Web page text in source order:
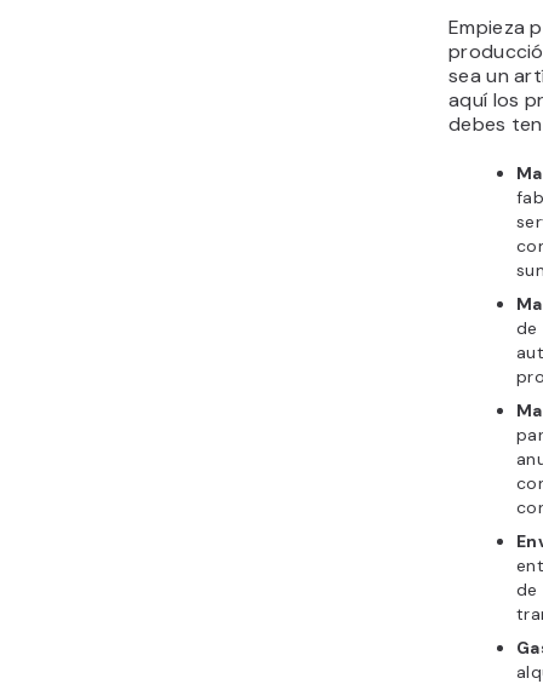
Empieza
sea un
aquí los
debes
de
de